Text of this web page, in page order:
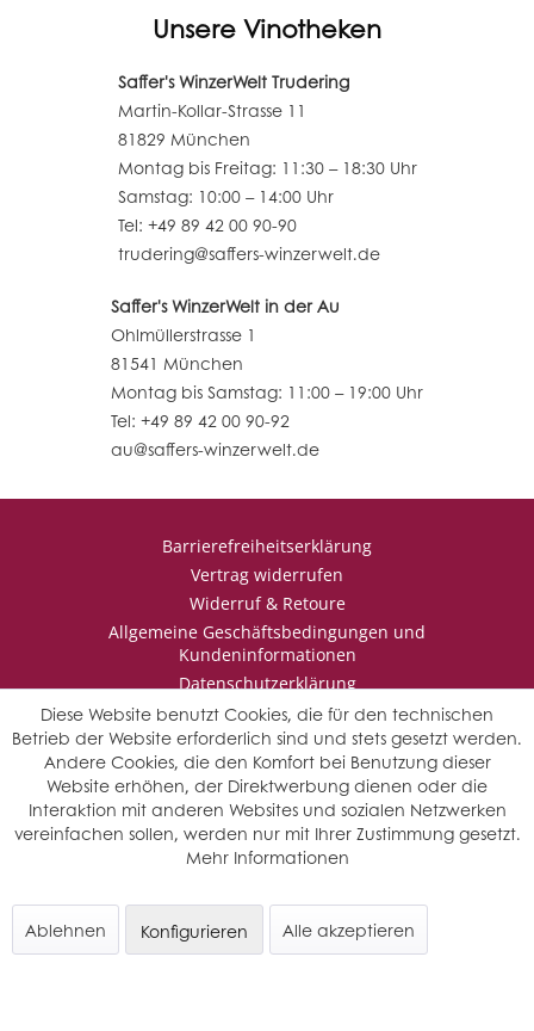
Unsere Vinotheken
Saffer's WinzerWelt Trudering
Martin-Kollar-Strasse 11
81829 München
Montag bis Freitag: 11:30 – 18:30 Uhr
Samstag: 10:00 – 14:00 Uhr
Tel: +49 89 42 00 90-90
trudering@saffers-winzerwelt.de
Saffer's WinzerWelt in der Au
Ohlmüllerstrasse 1
81541 München
Montag bis Samstag: 11:00 – 19:00 Uhr
Tel: +49 89 42 00 90-92
au@saffers-winzerwelt.de
Barrierefreiheitserklärung
Vertrag widerrufen
Widerruf & Retoure
Allgemeine Geschäftsbedingungen und
Kundeninformationen
Datenschutzerklärung
Impressum
* Wir behalten uns vor den Jahrgang auszuwählen, sollten mehrere
Jahrgänge verfügbar sein.
© Saffers WinzerWelt - alle Rechte vorbehalten
Diese Website benutzt Cookies, die für den technischen
Betrieb der Website erforderlich sind und stets gesetzt werden.
Andere Cookies, die den Komfort bei Benutzung dieser
Website erhöhen, der Direktwerbung dienen oder die
Interaktion mit anderen Websites und sozialen Netzwerken
vereinfachen sollen, werden nur mit Ihrer Zustimmung gesetzt.
Mehr Informationen
Ablehnen Alle akzeptieren
Konfigurieren